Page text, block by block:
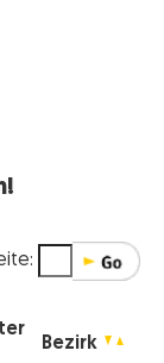
Bezirk